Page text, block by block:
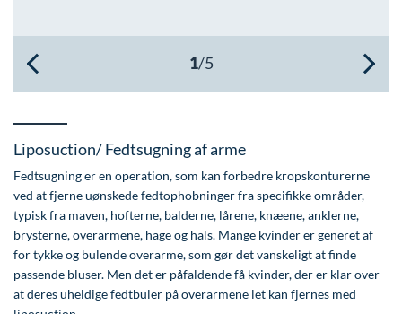
Liposuction/ Fedtsugning af arme
Fedtsugning er en operation, som kan forbedre kropskonturerne
ved at fjerne uønskede fedtophobninger fra specifikke områder,
typisk fra maven, hofterne, balderne, lårene, knæene, anklerne,
brysterne, overarmene, hage og hals. Mange kvinder er generet af
for tykke og bulende overarme, som gør det vanskeligt at finde
passende bluser. Men det er påfaldende få kvinder, der er klar over
at deres uheldige fedtbuler på overarmene let kan fjernes med